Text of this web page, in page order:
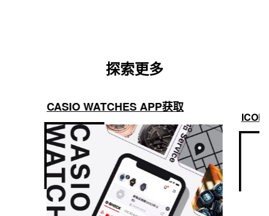
探索更多
CASIO WATCHES APP获取